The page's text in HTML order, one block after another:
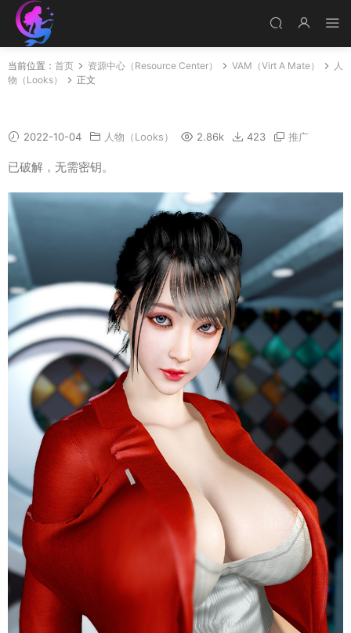
当前位置： 首页 资源中心（Resource Center） VAM（Virt A Mate）
人
物（Looks）
正文
2022-10-04 人物（Looks） 2.86k 423 推广
已破解，无需密钥。